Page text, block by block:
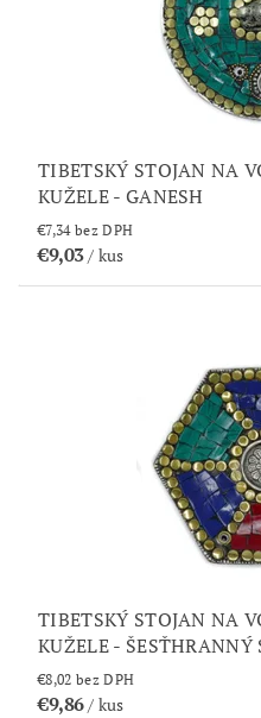
TIBETSKÝ STOJAN NA
KUŽELE - GANESH
€7,34 bez DPH
€9,03/ kus
TIBETSKÝ STOJAN NA
KUŽELE - ŠESŤHRANNÝ
€8,02 bez DPH
€9,86/ kus